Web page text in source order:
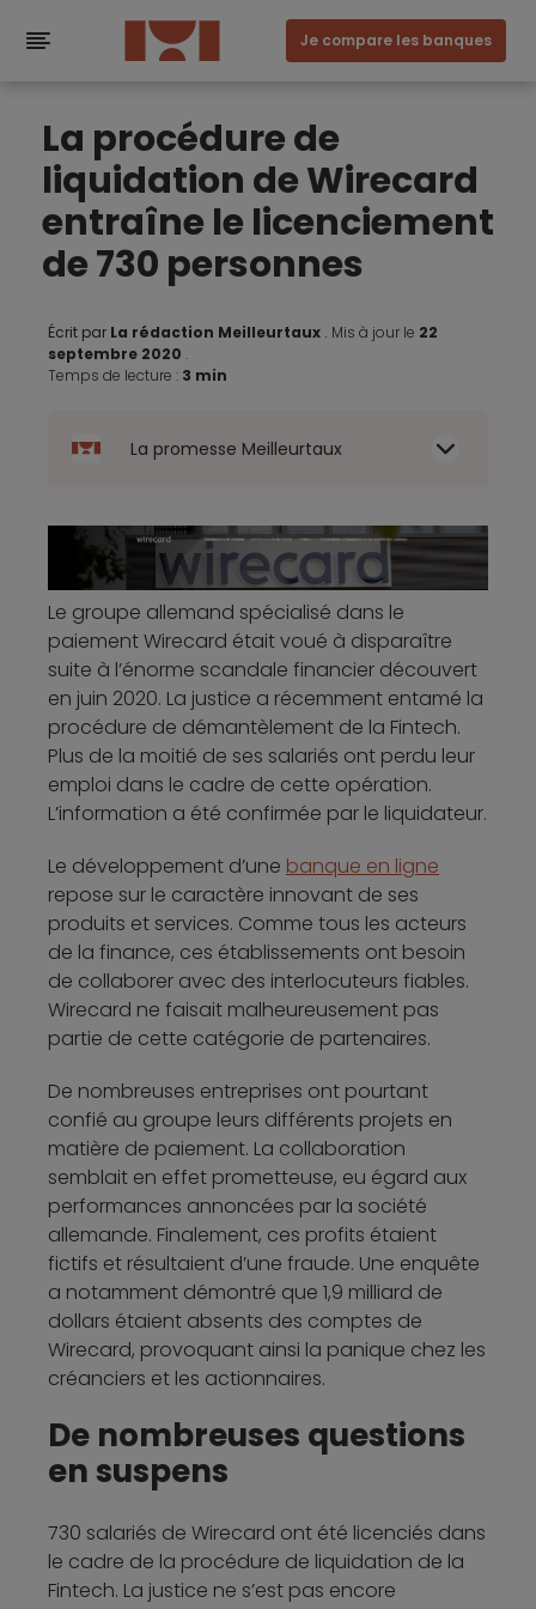
Je compare les banques
La procédure de
liquidation de Wirecard
entraîne le licenciement
de 730 personnes
Écrit par La rédaction Meilleurtaux . Mis à jour le 22
septembre 2020 .
Temps de lecture : 3 min
La promesse Meilleurtaux
Le groupe allemand spécialisé dans le
paiement Wirecard était voué à disparaître
suite à l’énorme scandale financier découvert
en juin 2020. La justice a récemment entamé la
procédure de démantèlement de la Fintech.
Plus de la moitié de ses salariés ont perdu leur
emploi dans le cadre de cette opération.
L’information a été confirmée par le liquidateur.
Le développement d’une banque en ligne
repose sur le caractère innovant de ses
produits et services. Comme tous les acteurs
de la finance, ces établissements ont besoin
de collaborer avec des interlocuteurs fiables.
Wirecard ne faisait malheureusement pas
partie de cette catégorie de partenaires.
De nombreuses entreprises ont pourtant
confié au groupe leurs différents projets en
matière de paiement. La collaboration
semblait en effet prometteuse, eu égard aux
performances annoncées par la société
allemande. Finalement, ces profits étaient
fictifs et résultaient d’une fraude. Une enquête
a notamment démontré que 1,9 milliard de
dollars étaient absents des comptes de
Wirecard, provoquant ainsi la panique chez les
créanciers et les actionnaires.
De nombreuses questions
en suspens
730 salariés de Wirecard ont été licenciés dans
le cadre de la procédure de liquidation de la
Fintech. La justice ne s’est pas encore